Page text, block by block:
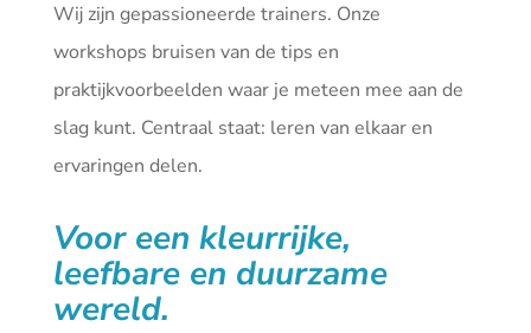
Wij zijn gepassioneerde trainers. Onze
workshops bruisen van de tips en
praktijkvoorbeelden waar je meteen mee aan de
slag kunt. Centraal staat: leren van elkaar en
ervaringen delen.
Voor een kleurrijke,
leefbare en duurzame
wereld.